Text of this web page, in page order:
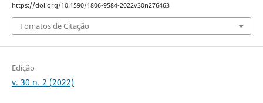
https://doi.org/10.1590/1806-9584-2022v30n276463
Fomatos de Citação
Edição
v. 30 n. 2 (2022)